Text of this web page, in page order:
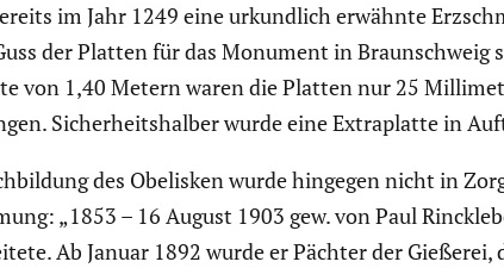
im Jahr 1249 eine urkund­lich erwähnte
der Platten für das Monument in
von 1,40 Metern waren die Platten nur 25
Sicher­heits­halber wurde eine Extra­platte in
des Obelisken wurde hingegen nicht in
„1853 – 16 August 1903 gew. von Paul
Ab Januar 1892 wurde er Pächter der